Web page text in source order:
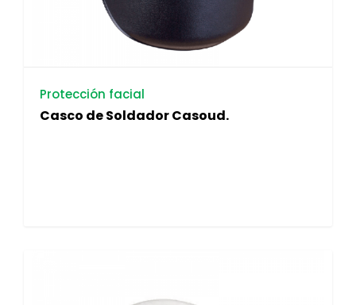
Protección facial
Casco de Soldador Casoud.